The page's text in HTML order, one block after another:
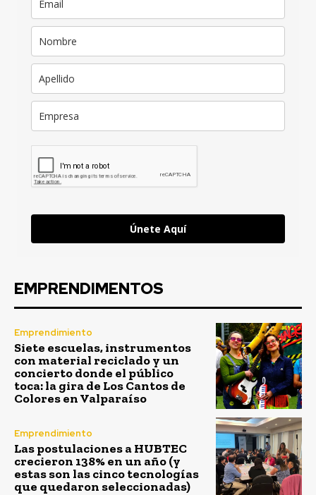
Únete Aquí
EMPRENDIMENTOS
Emprendimiento
Siete escuelas, instrumentos
con material reciclado y un
concierto donde el público
toca: la gira de Los Cantos de
Colores en Valparaíso
Emprendimiento
Las postulaciones a HUBTEC
crecieron 138% en un año (y
estas son las cinco tecnologías
que quedaron seleccionadas)